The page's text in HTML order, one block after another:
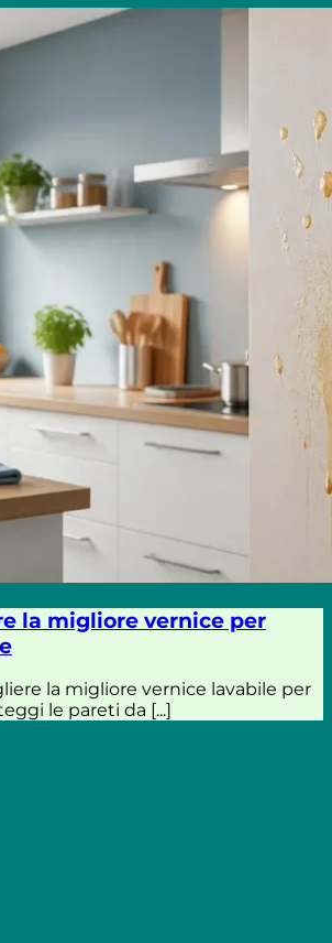
la migliore vernice per
la migliore vernice lavabile per
le pareti da [...]